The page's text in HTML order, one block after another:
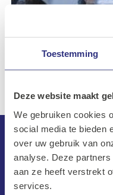
Toestemming
Deze website maakt
We gebruiken cookies
social media te bieden
over uw gebruik van
analyse. Deze
aan ze heeft verstrekt
services.
Productie &